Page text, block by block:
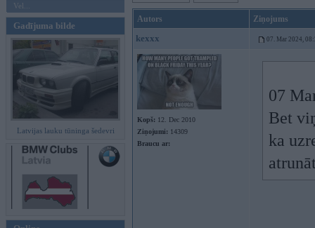
Vel...
Gadījuma bilde
Latvijas lauku tūninga šedevri
Autors Ziņojums
kexxx 07. Mar 2024,
Kopš: 12. Dec 2010
Ziņojumi: 14309
Braucu ar:
07
Bet
ka